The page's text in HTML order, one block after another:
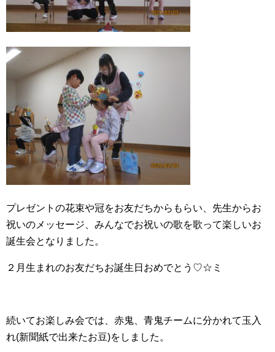
プレゼントの花束や冠をお友だちからもらい、先生からお
祝いのメッセージ、みんなでお祝いの歌を歌って楽しいお
誕生会となりました。
２月生まれのお友だちお誕生日おめでとう♡☆ミ
続いてお楽しみ会では、赤鬼、青鬼チームに分かれて玉入
れ(新聞紙で出来たお豆)をしました。